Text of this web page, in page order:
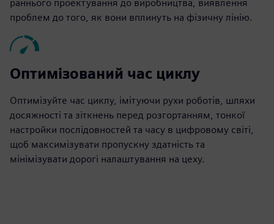
раннього проектування до виробництва, виявлення
проблем до того, як вони вплинуть на фізичну лінію.
Оптимізований час циклу
Оптимізуйте час циклу, імітуючи рухи роботів, шляхи
досяжності та зіткнень перед розгортанням, тонкої
настройки послідовностей та часу в цифровому світі,
щоб максимізувати пропускну здатність та
мінімізувати дорогі налаштування на цеху.